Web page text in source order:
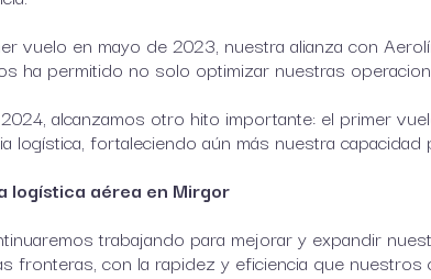
vuelo en mayo de 2023, nuestra alianza con
ha permitido no solo optimizar nuestras
alcanzamos otro hito importante: el primer
logística, fortaleciendo aún más nuestra
logística aérea en Mirgor
trabajando para mejorar y expandir
fronteras, con la rapidez y eficiencia que nuestros